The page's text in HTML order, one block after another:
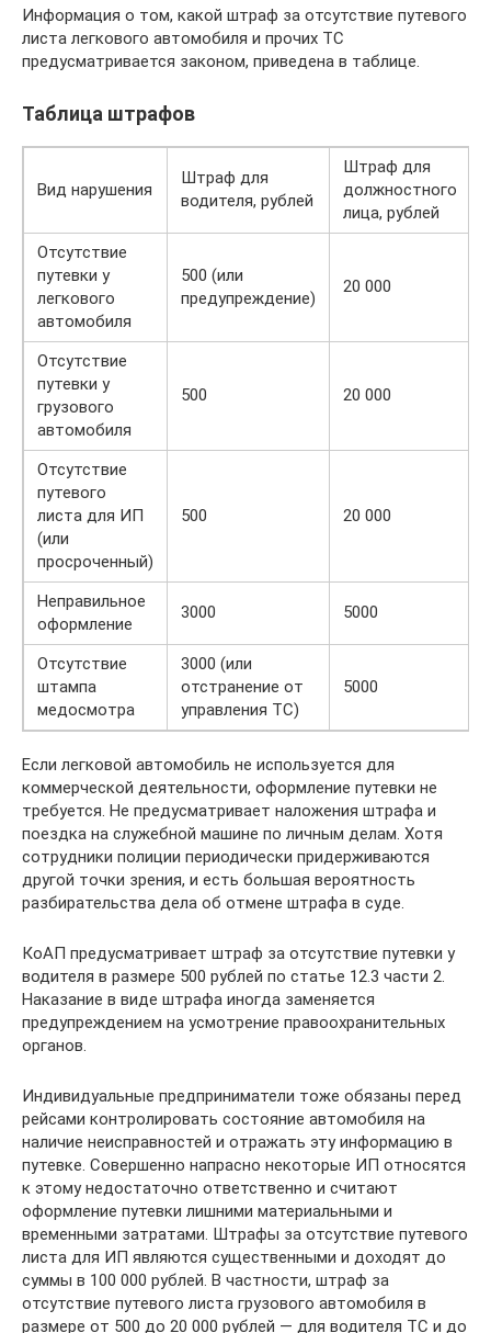
Информация о том, какой штраф за отсутствие путевого
листа легкового автомобиля и прочих ТС
предусматривается законом, приведена в таблице.
Таблица штрафов
Вид нарушения
Штраф для
водителя, рублей
Штраф для
должностного
лица, рублей
Отсутствие
путевки у
легкового
автомобиля
500 (или
предупреждение)
20 000
Отсутствие
путевки у
грузового
автомобиля
500 20 000
Отсутствие
путевого
листа для ИП
(или
просроченный)
500 20 000
Неправильное
оформление
3000 5000
Отсутствие
штампа
медосмотра
3000 (или
отстранение от
управления ТС)
5000
Если легковой автомобиль не используется для
коммерческой деятельности, оформление путевки не
требуется. Не предусматривает наложения штрафа и
поездка на служебной машине по личным делам. Хотя
сотрудники полиции периодически придерживаются
другой точки зрения, и есть большая вероятность
разбирательства дела об отмене штрафа в суде.
КоАП предусматривает штраф за отсутствие путевки у
водителя в размере 500 рублей по статье 12.3 части 2.
Наказание в виде штрафа иногда заменяется
предупреждением на усмотрение правоохранительных
органов.
Индивидуальные предприниматели тоже обязаны перед
рейсами контролировать состояние автомобиля на
наличие неисправностей и отражать эту информацию в
путевке. Совершенно напрасно некоторые ИП относятся
к этому недостаточно ответственно и считают
оформление путевки лишними материальными и
временными затратами. Штрафы за отсутствие путевого
листа для ИП являются существенными и доходят до
суммы в 100 000 рублей. В частности, штраф за
отсутствие путевого листа грузового автомобиля в
размере от 500 до 20 000 рублей — для водителя ТС и до